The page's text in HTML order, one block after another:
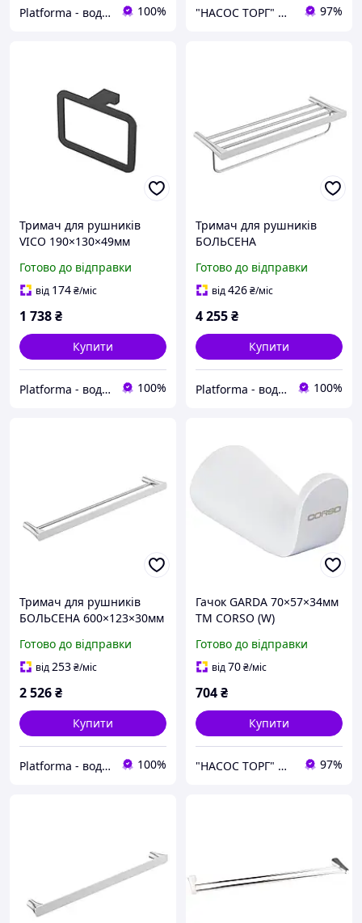
Platforma - водопостачання, опалення та каналізація - обладнання та комплектуючі 100% "НАСОС ТОРГ" Насосне обладнання, інструменти, освітлення 97%
Тримач для рушників
VICO 190×130×49мм
Готово до відправки
від 174₴/міс
1 738₴
Купити
Platforma - водопостачання, опалення та каналізація - обладнання та комплектуючі 100%
Тримач для рушників
БОЛЬСЕНА
Corso
Готово до відправки
від426₴/міс
4 255₴
Купити
Platforma - водопостачання, опалення та каналізація - обладнання та комплектуючі 100%
Тримач для рушників
БОЛЬСЕНА 600×123×30мм
Готово до відправки
від253₴/міс
2 526₴
Купити
Platforma - водопостачання, опалення та каналізація - обладнання та комплектуючі 100%
Гачок GARDA 70×57×34мм
ТМ CORSO (W)
Готово до відправки
від70₴/міс
704₴
Купити
"НАСОС ТОРГ" Насосне обладнання, інструменти, освітлення 97%